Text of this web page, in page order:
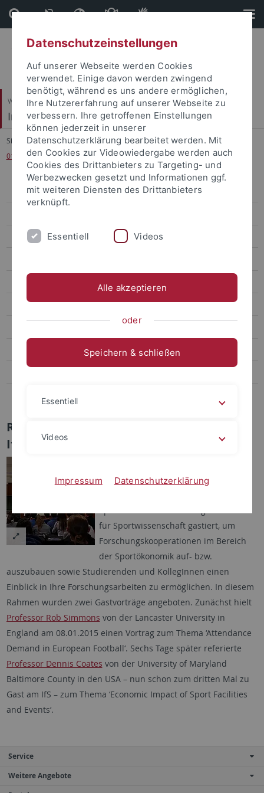
Direkt
zum
Inhalt
Direkt
zur
Fußleiste
Wirtschafts- und Sozialwissenschaftliche Fakultät
Institut für Sportwissenschaft
Sie sind hier: Startseite
...
016_Pawlowski_Gastvortrag Simmons & Coates
Sportökonomik, Sportmanagement und Sportpublizistik
Lehre
Sportpsychologie und Methodenlehre
Biomechanik, Bewegungs- und Trainingswissenschaft
Sozialwissenschaften des Sports
Renommierte Wissenschaftler zu Gast am
IfS
Jahres haben gleich zwei der
für Sportwissenschaft gastiert, um
Forschungskooperationen im Bereich
der Sportökonomik auf- bzw.
auszubauen sowie Studierenden und KollegInnen einen
Einblick in Ihre Forschungsarbeiten zu ermöglichen. In diesem
Rahmen wurden zwei Gastvorträge angeboten. Zunächst hielt
Professor Rob Simmons von der Lancaster University in
England am 08.01.2015 einen Vortrag zum Thema ‘Attendance
Demand in European Football‘. Sechs Tage später referierte
Professor Dennis Coates von der University of Maryland
Baltimore County in den USA – nun schon zum dritten Mal zu
Gast am IfS – zum Thema ‘Economic Impact of Sport Facilities
and Events‘.
Service
Weitere Angebote
Datenschutzeinstellungen
Auf unserer Webseite werden Cookies
verwendet. Einige davon werden zwingend
benötigt, während es uns andere ermöglichen,
Ihre Nutzererfahrung auf unserer Webseite zu
verbessern. Ihre getroffenen Einstellungen
können jederzeit in unserer
Datenschutzerklärung bearbeitet werden. Mit
den Cookies zur Videowiedergabe werden auch
Cookies des Drittanbieters zu Targeting- und
Werbezwecken gesetzt und Informationen ggf.
mit weiteren Diensten des Drittanbieters
verknüpft.
Essentiell Videos
Alle akzeptieren
oder
Speichern & schließen
Essentiell
Videos
Impressum Datenschutzerklärung